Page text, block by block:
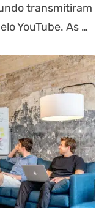
transmitiram
YouTube. As …